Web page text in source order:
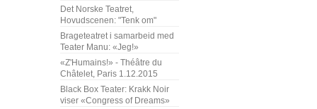
Det Norske Teatret,
Hovudscenen: "Tenk om"
Brageteatret i samarbeid med
Teater Manu: «Jeg!»
«Z'Humains!» - Théâtre du
Châtelet, Paris 1.12.2015
Black Box Teater: Krakk Noir
viser «Congress of Dreams»